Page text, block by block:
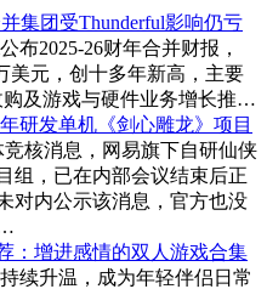
集团受Thunderful影响仍亏
布2025-26财年合并财报，
美元，创十多年新高，主要
购及游戏与硬件业务增长推…
研发单机《剑心雕龙》项目
核消息，网易旗下自研仙侠
组，已在内部会议结束后正
对内公示该消息，官方也没
：增进感情的双人游戏合集
续升温，成为年轻伴侣日常